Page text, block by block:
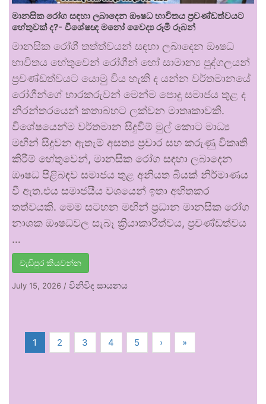
මානසික රෝග සඳහා ලබාදෙන ඖෂධ භාවිතය ප්‍රචණ්ඩත්වයට
හේතුවක් ද?- විශේෂඥ මනෝ වෛද්‍ය රූමි රූබන්
මානසික රෝගී තත්ත්වයන් සඳහා ලබාදෙන ඖෂධ
භාවිතය හේතුවෙන් රෝගීන් හෝ සාමාන්‍ය පුද්ගලයන්
ප්‍රචණ්ඩත්වයට යොමු විය හැකි ද යන්න වර්තමානයේ
රෝගීන්ගේ භාරකරුවන් මෙන්ම පොදු සමාජය තුළ ද
නිරන්තරයෙන් කතාබහට ලක්වන මාතෘකාවකි.
විශේෂයෙන්ම වර්තමාන සිදුවීම් මුල් කොට මාධ්‍ය
මඟින් සිදුවන ඇතැම් අසත්‍ය ප්‍රචාර සහ කරුණු විකෘති
කිරීම් හේතුවෙන්, මානසික රෝග සඳහා ලබාදෙන
ඖෂධ පිළිබඳව සමාජය තුළ අනියත බියක් නිර්මාණය
වී ඇත.එය සමාජයීය වශයෙන් ඉතා අහිතකර
තත්වයකි. මෙම සටහන මඟින් ප්‍රධාන මානසික රෝග
නාශක ඖෂධවල සැබෑ ක්‍රියාකාරීත්වය, ප්‍රචණ්ඩත්වය
…
වැඩිපුර කියවන්න
July 15, 2026 / විනිවිද සායනය
1 2 3 4 5 › »